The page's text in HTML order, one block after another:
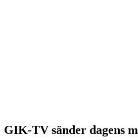
GIK-TV sänder dagens